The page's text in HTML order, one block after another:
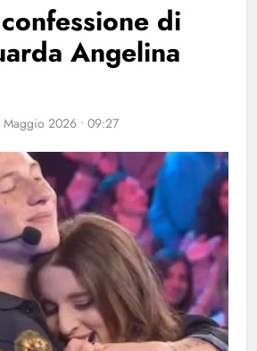
di
Angelina
Maggio 2026 • 09:27